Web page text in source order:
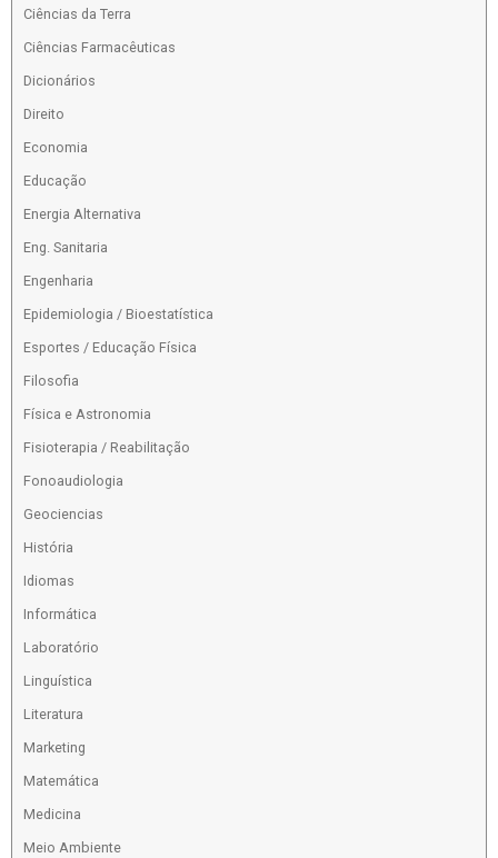
Ciências da Terra
Ciências Farmacêuticas
Dicionários
Direito
Economia
Educação
Energia Alternativa
Eng. Sanitaria
Engenharia
Epidemiologia / Bioestatística
Esportes / Educação Física
Filosofia
Física e Astronomia
Fisioterapia / Reabilitação
Fonoaudiologia
Geociencias
História
Idiomas
Informática
Laboratório
Linguística
Literatura
Marketing
Matemática
Medicina
Meio Ambiente